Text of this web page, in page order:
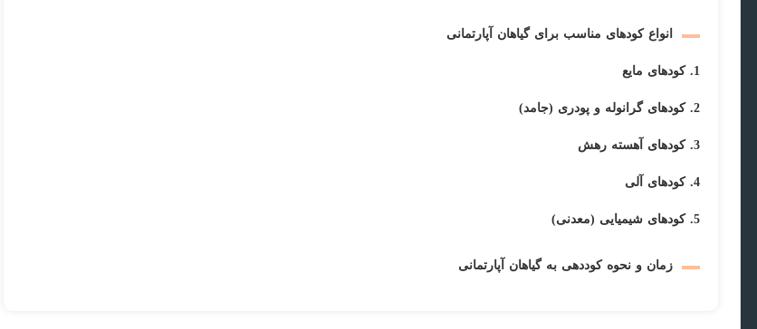
انواع کودهای مناسب برای گیاهان آپارتمانی
1. کودهای مایع
2. کودهای گرانوله و پودری (جامد)
3. کودهای آهسته رهش
4. کودهای آلی
5. کودهای شیمیایی (معدنی)
زمان و نحوه کوددهی به گیاهان آپارتمانی